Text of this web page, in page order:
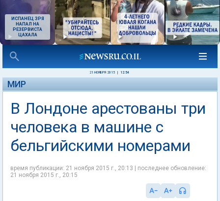
ИСПАНЕЦ ЗРЯ
НАПАЛ НА
РЕЗЕРВИСТА
ЦАХАЛА
21 НОЯБРЯ 2015 12:54
МИР
В Лондоне арестованы три
человека в машине с
бельгийскими номерами
время публикации: 21 ноября 2015 г., 20:13 | последнее обновление:
21 ноября 2015 г., 20:15